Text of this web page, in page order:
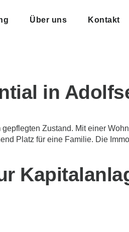
Über uns Kontakt
in
Zustand. Mit einer
Platz für eine Familie. Die